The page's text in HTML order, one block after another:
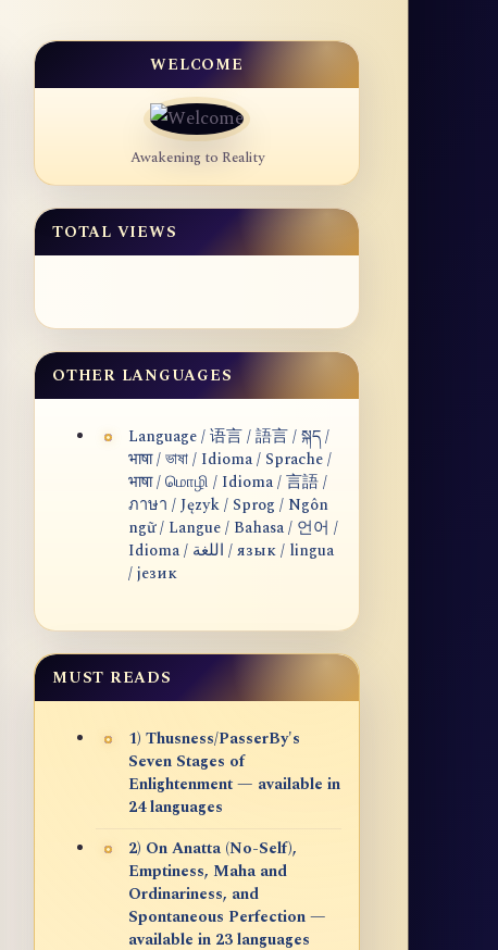
WELCOME
Awakening to Reality
TOTAL VIEWS
OTHER LANGUAGES
Language / 语言 / 語言 / སྐད /
भाषा / ভাষা / Idioma / Sprache /
भाषा / மொழி / Idioma / 言語 /
ภาษา / Język / Sprog / Ngôn
ngữ / Langue / Bahasa / 언어 /
Idioma / اللغة / язык / lingua
/ језик
MUST READS
1) Thusness/PasserBy's
Seven Stages of
Enlightenment — available in
24 languages
2) On Anatta (No-Self),
Emptiness, Maha and
Ordinariness, and
Spontaneous Perfection —
available in 23 languages